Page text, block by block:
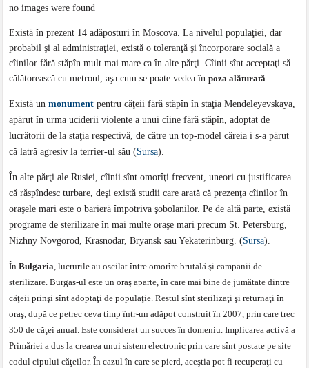
no images were found
Există în prezent 14 adăposturi în Moscova. La nivelul populaţiei, dar
probabil şi al administraţiei, există o toleranţă şi încorporare socială a
cîinilor fără stăpîn mult mai mare ca în alte părţi. Cîinii sînt acceptaţi să
călătorească cu metroul, aşa cum se poate vedea înpoza alăturată
Există unmonument pentru căţeii fără stăpîn în staţia Mendeleyevskaya,
apărut în urma uciderii violente a unui cîine fără stăpîn, adoptat de
lucrătorii de la staţia respectivă, de către un top-model căreia i s-a părut
că latră agresiv la terrier-ul său (Sursa).
În alte părţi ale Rusiei, cîinii sînt omorîţi frecvent, uneori cu justificarea
că răspîndesc turbare, deşi există studii care arată că prezenţa cîinilor în
oraşele mari este o barieră împotriva şobolanilor. Pe de altă parte, există
programe de sterilizare în mai multe oraşe mari precum St. Petersburg,
Nizhny Novgorod, Krasnodar, Bryansk sau Yekaterinburg. (Sursa).
ÎnBulgaria , lucrurile au oscilat între omorîre brutală şi campanii de
sterilizare. Burgas-ul este un oraş aparte, în care mai bine de jumătate dintre
căţeii prinşi sînt adoptaţi de populaţie. Restul sînt sterilizaţi şi returnaţi în
oraş, după ce petrec ceva timp într-un adăpot construit în 2007, prin care trec
350 de căţei anual. Este considerat un succes în domeniu. Implicarea activă a
Primăriei a dus la crearea unui sistem electronic prin care sînt postate pe site
codul cipului căţeilor. Ȋn cazul în care se pierd, aceştia pot fi recuperaţi cu